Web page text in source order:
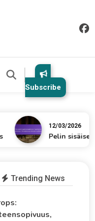
Subscribe
12/03/2026
Pelin sisäiset
Trending News